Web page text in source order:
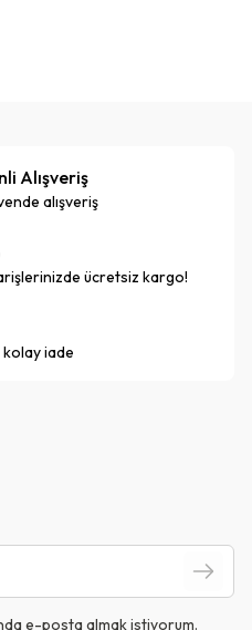
Alışveriş
alışveriş
ücretsiz kargo!
iade
e-posta almak istiyorum.